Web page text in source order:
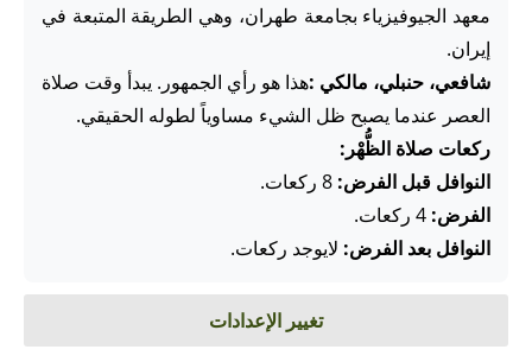
معهد الجيوفيزياء بجامعة طهران، وهي الطريقة المتبعة في
إيران.
شافعي، حنبلي، مالكي :هذا هو رأي الجمهور. يبدأ وقت صلاة
العصر عندما يصبح ظل الشيء مساوياً لطوله الحقيقي.
ركعات صلاة الظُّهْر:
النوافل قبل الفرض:
الفرض:
النوافل بعد الفرض: لايوجد ركعات.
تغيير الإعدادات